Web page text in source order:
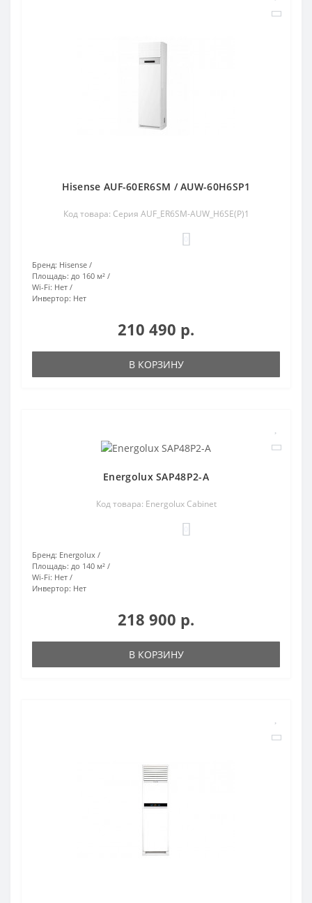
Hisense AUF-60ER6SM / AUW-60H6SP1
Код товара: Серия AUF_ER6SM-AUW_H6SE(P)1
Бренд: Hisense
Площадь: до 160 м²
Wi-Fi: Нет
Инвертор: Нет
210 490 р.
В КОРЗИНУ
Energolux SAP48P2-A
Код товара: Energolux Cabinet
Бренд: Energolux
Площадь: до 140 м²
Wi-Fi: Нет
Инвертор: Нет
218 900 р.
В КОРЗИНУ